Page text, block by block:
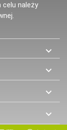
celu należy



